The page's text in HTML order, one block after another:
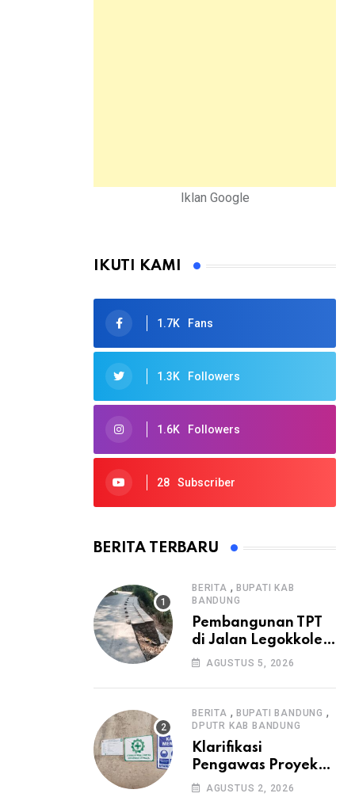
Iklan Google
IKUTI KAMI
1.7K Fans
1.3K Followers
1.6K Followers
28 Subscriber
BERITA TERBARU
BERITA , BUPATI KAB
BANDUNG
Pembangunan TPT
di Jalan Legokkole
Rawabogo Disorot
Tanpa Papan
Informasi Proyek
AGUSTUS 5, 2026
BERITA , BUPATI BANDUNG ,
DPUTR KAB BANDUNG
Klarifikasi
Pengawas Proyek
Citiis Terkait
AGUSTUS 2, 2026